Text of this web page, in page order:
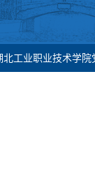
北工业职业技术学